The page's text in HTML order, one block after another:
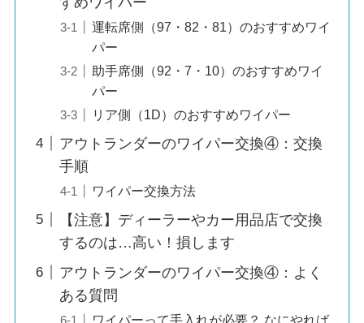
運転席側（97・82・81）のおすすめワイ
パー
助手席側（92・7・10）のおすすめワイ
パー
リア側（1D）のおすすめワイパー
アウトランダーのワイパー交換④：交換
手順
ワイパー交換方法
【注意】ディーラーやカー用品店で交換
するのは…高い！損します
アウトランダーのワイパー交換④：よく
ある質問
ワイパーって手入れが必要？ なにやれば